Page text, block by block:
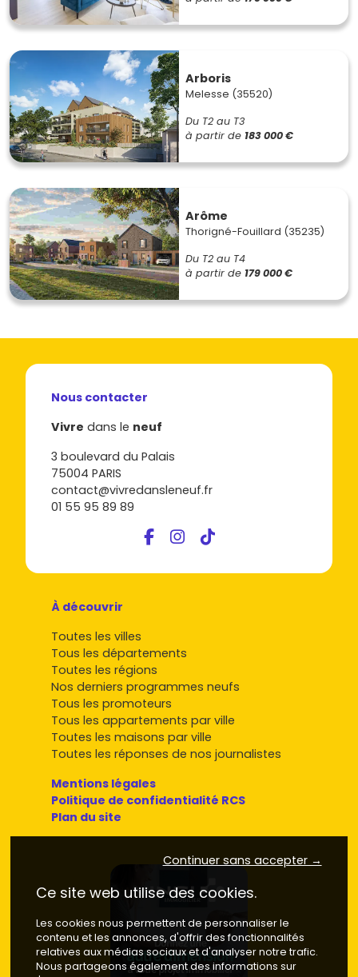
Arboris
Melesse (35520)
Du T2 au T3
à partir de 183 000 €
Arôme
Thorigné-Fouillard (35235)
Du T2 au T4
à partir de 179 000 €
Nous contacter
Vivre dans le neuf
3 boulevard du Palais
75004 PARIS
contact@vivredansleneuf.fr
01 55 95 89 89
À découvrir
Toutes les villes
Tous les départements
Toutes les régions
Nos derniers programmes neufs
Tous les promoteurs
Tous les appartements par ville
Toutes les maisons par ville
Toutes les réponses de nos journalistes
Mentions légales
Politique de confidentialité RCS
Plan du site
Continuer sans accepter →
Ce site web utilise des cookies.
Les cookies nous permettent de personnaliser le
contenu et les annonces, d'offrir des fonctionnalités
relatives aux médias sociaux et d'analyser notre trafic.
Nous partageons également des informations sur